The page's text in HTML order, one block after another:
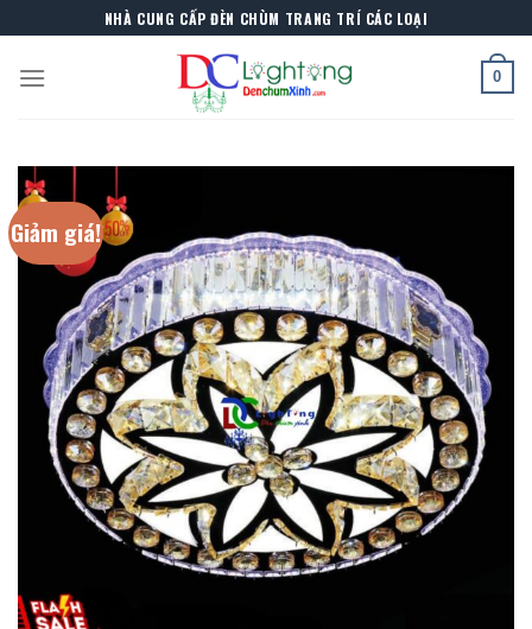
to
content
NHÀ CUNG CẤP ĐÈN CHÙM TRANG TRÍ CÁC LOẠI
0
Giảm giá!